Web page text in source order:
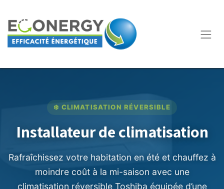
❄️ CLIMATISATION RÉVERSIBLE
Installateur de climatisation
Rafraîchissez votre habitation en été et chauffez à
moindre coût à la mi-saison avec une
climatisation réversible Toshiba équipée d’une